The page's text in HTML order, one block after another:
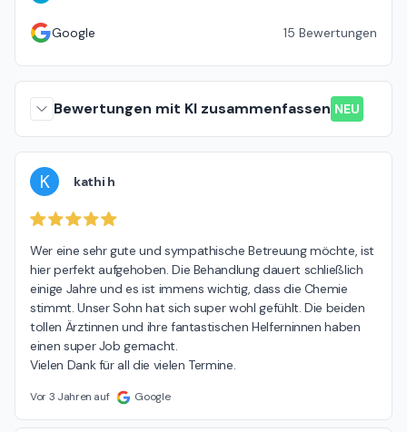
Google 15 Bewertungen
Bewertungen mit KI zusammenfassen NEU
K kathi h
Wer eine sehr gute und sympathische Betreuung möchte, ist
hier perfekt aufgehoben. Die Behandlung dauert schließlich
einige Jahre und es ist immens wichtig, dass die Chemie
stimmt. Unser Sohn hat sich super wohl gefühlt. Die beiden
tollen Ärztinnen und ihre fantastischen Helferninnen haben
einen super Job gemacht.
Vielen Dank für all die vielen Termine.
Vor 3 Jahren auf Google